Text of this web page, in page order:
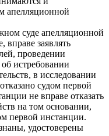
апелляционной
суде апелляционной
вправе заявлять
проведении
истребовании
в исследовании
судом первой
не вправе отказать
на том основании,
первой инстанции.
удостоверены